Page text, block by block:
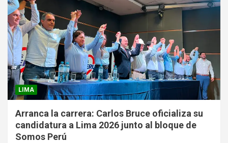
LIMA
Arranca la carrera: Carlos Bruce oficializa su
candidatura a Lima 2026 junto al bloque de
Somos Perú